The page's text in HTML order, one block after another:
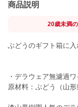
商品説明
20歳未満
ぶどうのギフト箱に
・デラウェア無濾過
原材料：ぶどう（山